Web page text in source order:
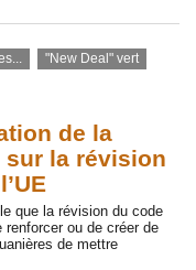
"New Deal" vert
de la
sur la révision
que la révision du code
renforcer ou de créer de
de mettre